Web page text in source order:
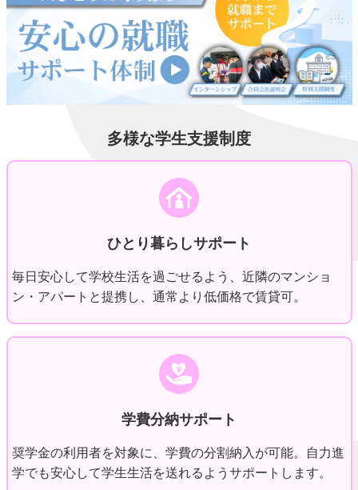
多様な学生支援制度
ひとり暮らしサポート
毎日安心して学校生活を過ごせるよう、近隣のマンショ
ン・アパートと提携し、通常より低価格で賃貸可。
学費分納サポート
奨学金の利用者を対象に、学費の分割納入が可能。自力進
学でも安心して学生生活を送れるようサポートします。